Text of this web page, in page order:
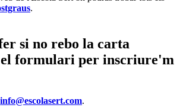
.
si no rebo la carta
el formulari per inscriure'm
info@escolasert.com.